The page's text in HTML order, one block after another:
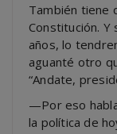
También tiene
Constitución. Y
años, lo
aguanté otro
“Andate,
—Por eso
la política de